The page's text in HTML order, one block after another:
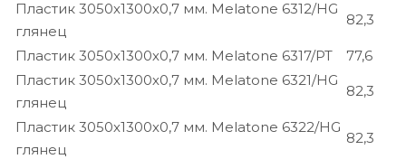
Пластик 3050х1300х0,7 мм. Melatone 6312/HG
глянец
82,3
Пластик 3050х1300х0,7 мм. Melatone 6317/PT
77,6
Пластик 3050х1300х0,7 мм. Melatone 6321/HG
глянец
82,3
Пластик 3050х1300х0,7 мм. Melatone 6322/HG
глянец
82,3